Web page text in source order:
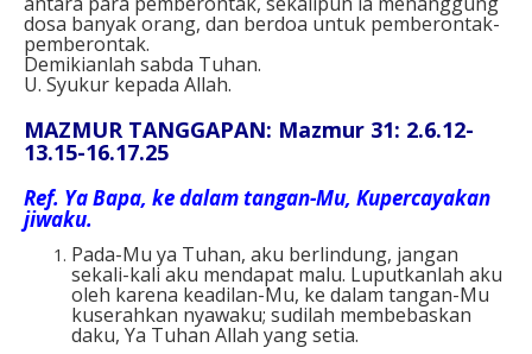
dosa banyak orang, dan berdoa untuk pemberontak-
pemberontak.
Demikianlah sabda Tuhan.
U. Syukur kepada Allah.
MAZMUR TANGGAPAN: Mazmur 31: 2.6.12-
13.15-16.17.25
Ref. Ya Bapa, ke dalam tangan-Mu, Kupercayakan
jiwaku.
Pada-Mu ya Tuhan, aku berlindung, jangan
sekali-kali aku mendapat malu. Luputkanlah aku
oleh karena keadilan-Mu, ke dalam tangan-Mu
kuserahkan nyawaku; sudilah membebaskan
daku, Ya Tuhan Allah yang setia.